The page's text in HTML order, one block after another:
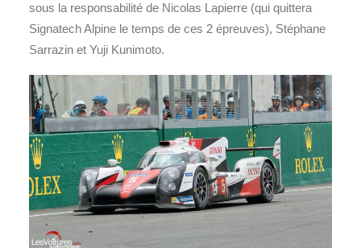
sous la responsabilité de Nicolas Lapierre (qui quittera
Signatech Alpine le temps de ces 2 épreuves), Stéphane
Sarrazin et Yuji Kunimoto.